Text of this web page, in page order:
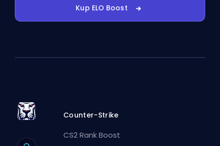
Kup ELO Boost
Counter-Strike
CS2 Rank Boost